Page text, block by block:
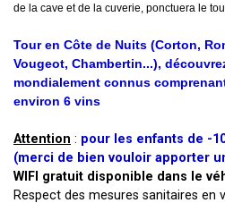
de la cave et de la cuverie, ponctuera le
Tour en Côte de Nuits (Corton,
Vougeot, Chambertin...),
mondialement connus
environ 6 vins
Attention : pour les enfants de -10
(merci de bien vouloir apporter
WIFI gratuit disponible dans le
Respect des mesures sanitaires en